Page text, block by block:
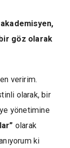
göz olarak
veririm.
olarak, bir
yönetimine
olarak
ki